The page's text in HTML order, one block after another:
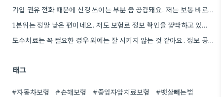
가입 권유 전화 때문에 신경 쓰이는 부분 좀 공감돼요. 저는 보통 바로 확인하고 거절하는 방식으로…
1분위는 정말 낮은 편이네요. 저도 보험료 정보 확인을 깜빡하고 있었는데, 이렇게 꼼꼼히 알아봐야겠어요.
도수치료는 꼭 필요한 경우 외에는 잘 시키지 않는 것 같아요. 정보 공유 감사합니다.
태그
#자동차보험 #손해보험 #중입자암치료보험 #뱃살빼는법